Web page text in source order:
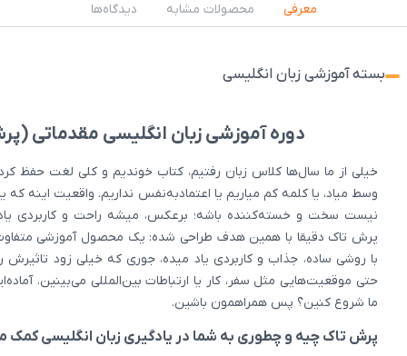
معرفی محصولات مشابه دیدگاه‌ها
بسته آموزشی زبان انگلیسی
دوره آموزشی زبان انگلیسی مقدماتی
خیلی از ما سال‌ها کلاس زبان رفتیم، کتاب خوندیم و کلی لغت حفظ
وسط میاد، یا کلمه کم میاریم یا اعتماد‌به‌نفس نداریم. واقعیت اینه که
نیست سخت و خسته‌کننده باشه؛ برعکس، میشه راحت و کاربردی
پرش تاک دقیقا با همین هدف طراحی شده: یک محصول آموزشی
با روشی ساده، جذاب و کاربردی یاد میده، جوری که خیلی زود
حتی موقعیت‌هایی مثل سفر، کار یا ارتباطات بین‌المللی می‌بینین.
ما شروع کنین؟ پس همراهمون باشین.
پرش تاک چیه و چطوری به شما در یادگیری زبان انگلیسی کمک